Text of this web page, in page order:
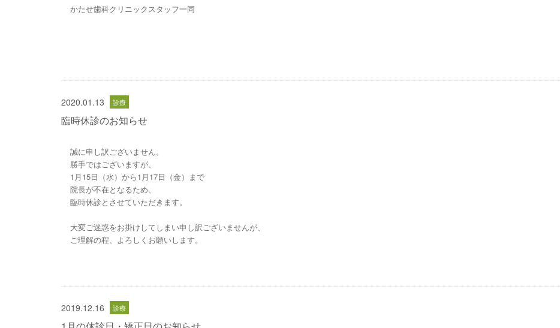
かたせ歯科クリニックスタッフ一同
2020.01.13
臨時休診のお知らせ
誠に申し訳ございません。
勝手ではございますが、
1月15日（水）から1月17日（金）まで
院長が不在となるため、
臨時休診とさせていただきます。
大変ご迷惑をお掛けしてしまい申し訳ございませんが、
ご理解の程、よろしくお願いします。
2019.12.16